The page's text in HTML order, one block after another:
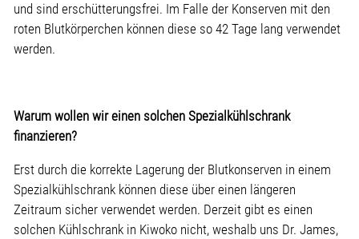
und sind erschütterungsfrei. Im Falle der Konserven mit den
roten Blutkörperchen können diese so 42 Tage lang verwendet
werden.
Warum wollen wir einen solchen Spezialkühlschrank
finanzieren?
Erst durch die korrekte Lagerung der Blutkonserven in einem
Spezialkühlschrank können diese über einen längeren
Zeitraum sicher verwendet werden. Derzeit gibt es einen
solchen Kühlschrank in Kiwoko nicht, weshalb uns Dr. James,